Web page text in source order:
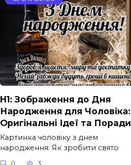
H1: Зображення до Дня
Народження для Чоловіка:
Оригінальні Ідеї та Поради
Картинка чоловіку з днем
народження: Як зробити свято
0 3